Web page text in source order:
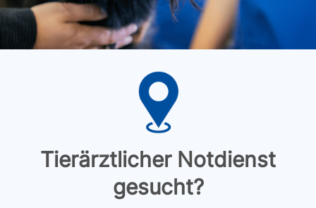
Tierärztlicher Notdienst
gesucht?